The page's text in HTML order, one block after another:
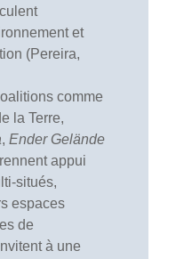
et
(Pereira,
comme
la Terre,
, Ender Gelände
appui
situés,
espaces
de
à une